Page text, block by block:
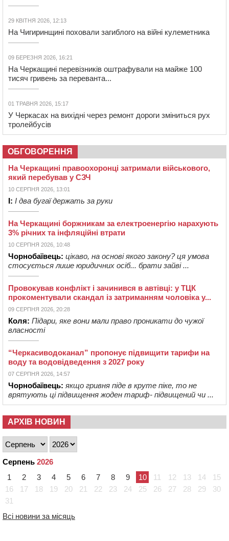
29 КВІТНЯ 2026, 12:13
На Чигиринщині поховали загиблого на війні кулеметника
09 БЕРЕЗНЯ 2026, 16:21
На Черкащині перевізників оштрафували на майже 100
тисяч гривень за переванта...
01 ТРАВНЯ 2026, 15:17
У Черкасах на вихідні через ремонт дороги зміниться рух
тролейбусів
ОБГОВОРЕННЯ
На Черкащині правоохоронці затримали військового,
який перебував у СЗЧ
10 СЕРПНЯ 2026, 13:01
І: І два бугаї держать за руки
На Черкащині боржникам за електроенергію нарахують
3% річних та інфляційні втрати
10 СЕРПНЯ 2026, 10:48
Чорнобаївець: цікаво, на основі якого закону? ця умова
стосується лише юридичних осіб... брати зайві ...
Провокував конфлікт і зачинився в автівці: у ТЦК
прокоментували скандал із затриманням чоловіка у...
09 СЕРПНЯ 2026, 20:28
Коля: Підари, яке вони мали право проникати до чужої
власності
“Черкасиводоканал” пропонує підвищити тарифи на
воду та водовідведення з 2027 року
07 СЕРПНЯ 2026, 14:57
Чорнобаївець: якщо гривня піде в круте піке, то не
врятують ці підвищення жоден тариф- підвищений чи ...
АРХІВ НОВИН
Серпень 2026
1
2 3 4 5 6 7 8 9 10 11 12 13 14
15
16
17 18 19 20 21 22 23 24 25 26 27 28 29
30
31
Всі новини за місяць